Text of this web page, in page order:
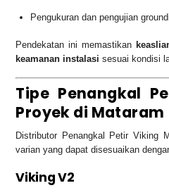
Pengukuran dan pengujian
Pendekatan ini memastikan
keamanan instalasi sesuai kondisi
Tipe Penangkal
Proyek di Mataram
Distributor Penangkal Petir Viking
varian yang dapat disesuaikan
Viking V2